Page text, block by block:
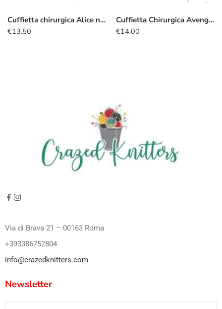
Cuffietta chirurgica Alice nel Paese delle Meraviglie azzurro
€13.50
Cuffietta Chirurgica Avengers kawaii azzurro
€14.00
Via di Brava 21 – 00163 Roma
+393386752804
info@crazedknitters.com
Newsletter